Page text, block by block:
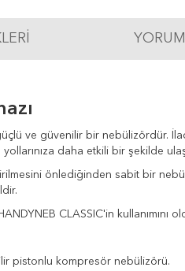
ve güvenilir bir nebülizördür.
daha etkili bir şekilde
önlediğinden sabit bir
CLASSIC'in kullanımını
pistonlu kompresör nebülizörü.